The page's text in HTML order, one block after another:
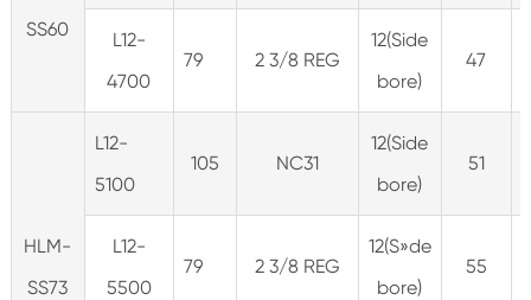
SS60
L12-
4700
79 2 3/8 REG
12(Side
bore)
47
HLM-
SS73
L12-
5100
105 NC31
12(Side
bore)
51
L12-
5500
79 2 3/8 REG
12(S»de
bore)
55